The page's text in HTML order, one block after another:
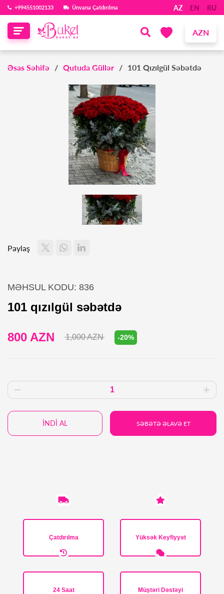
‪+994551002133‬ Ünvana Çatdırılma AZ EN RU
AZN
Əsas Səhifə Qutuda Güllər 101 Qızılgül Səbətdə
Paylaş
MƏHSUL KODU: 836
101 qızılgül səbətdə
800 AZN 1,000 AZN -20%
İNDİ AL SƏBƏTƏ ƏLAVƏ ET
Çatdırılma Yüksək Keyfiyyət
24 Saat Müştəri Dəstəyi